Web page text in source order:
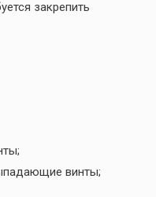
закрепить
винты;